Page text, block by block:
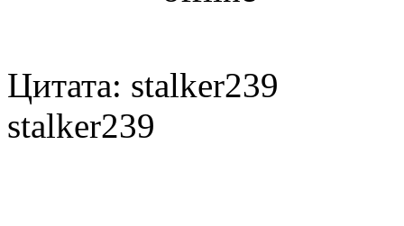
Цитата: stalker239
stalker239